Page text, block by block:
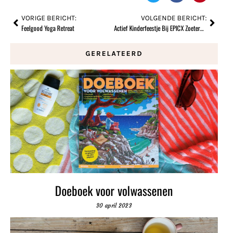
VORIGE BERICHT:
Feelgood Yoga Retreat
VOLGENDE BERICHT:
Actief Kinderfeestje Bij EPICX Zoetermeer
GERELATEERD
Doeboek voor volwassenen
30 april 2023